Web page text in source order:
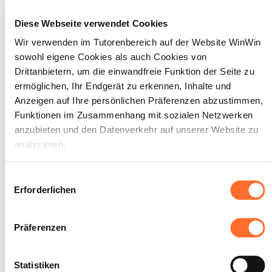
Diese Webseite verwendet Cookies
Wir verwenden im Tutorenbereich auf der Website WinWin
sowohl eigene Cookies als auch Cookies von
Drittanbietern, um die einwandfreie Funktion der Seite zu
ermöglichen, Ihr Endgerät zu erkennen, Inhalte und
Anzeigen auf Ihre persönlichen Präferenzen abzustimmen,
Funktionen im Zusammenhang mit sozialen Netzwerken
anzubieten und den Datenverkehr auf unserer Website zu
analysieren.
akzeptieren, ablehnen oder konfigurieren. Davon
ausgenommen sind Cookies, die für die Funktion der
Website unbedingt erforderlich sind. Eine Beschreibung der
verschiedenen Cookies finden sie oben unter „Details“.
Wir weisen darauf hin, dass die Navigation auf der Website
Erforderlichen
Präferenzen
Statistiken
und Präsentationstechniken werden
2
Der Auszubildende ist in der
Lage, seine tägliche Arbeit
den Vorgaben Prioritäten zu